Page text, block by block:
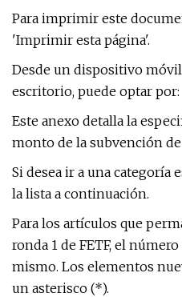
Para imprimir este
'Imprimir esta página'.
Desde un dispositivo
escritorio, puede optar por:
Este anexo detalla la
monto de la subvención
Si desea ir a una categoría
la lista a continuación.
Para los artículos que
ronda 1 de FETF, el
mismo. Los elementos
un asterisco (*).